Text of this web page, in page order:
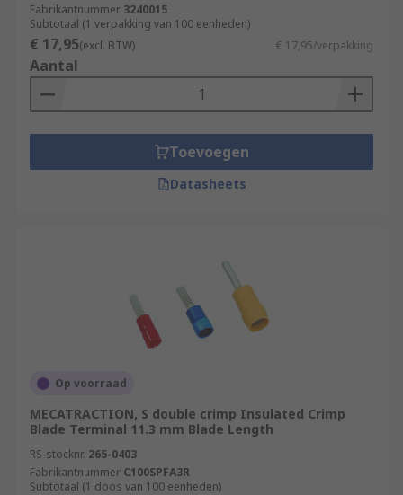
Fabrikantnummer 3240015
Subtotaal (1 verpakking van 100 eenheden)
€ 17,95(excl. BTW) € 17,95/verpakking
Aantal
Toevoegen
Datasheets
Op voorraad
MECATRACTION, S double crimp Insulated Crimp
Blade Terminal 11.3 mm Blade Length
RS-stocknr. 265-0403
Fabrikantnummer C100SPFA3R
Subtotaal (1 doos van 100 eenheden)